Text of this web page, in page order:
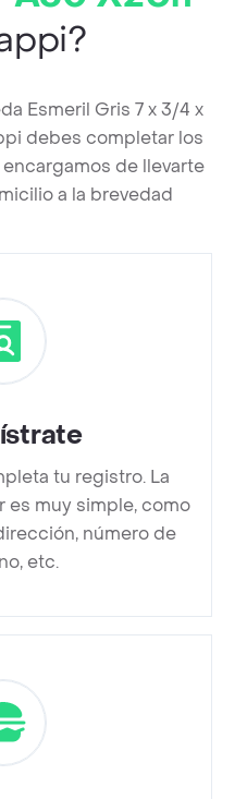
Esmeril Gris 7 x 3/4 x
debes completar los
de llevarte
a la brevedad
tu registro. La
es muy simple, como
número de
etc.